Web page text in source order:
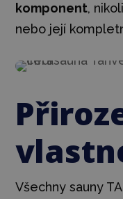
komponent,
nebo její
Všechny sauny